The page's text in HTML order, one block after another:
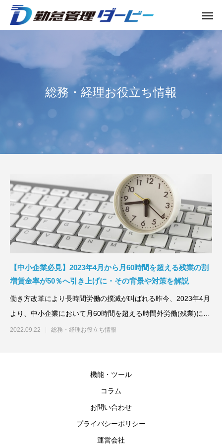
【中小企業必見】2023年4月から月60時間
を超える残業の割増賃金率が50％へ引き上
げに・その背景や対策を解説
2022.09.22
総務・経理お役立ち情報
【中小企業必見】2023年4月から月60時間を超える残業の割
増賃金率が50％へ引き上げに・その背景や対策を解説
働き方改革により長時間労働の撲滅が叫ばれる昨今、2023年4月
より、中小企業において月60時間を超える時間外労働(残業)に対
する割増賃金率が
2022.09.22 総務・経理お役立ち情報
機能・ツール
コラム
お問い合わせ
プライバシーポリシー
運営会社